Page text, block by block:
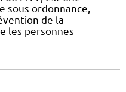
sous ordonnance,
de la
les personnes